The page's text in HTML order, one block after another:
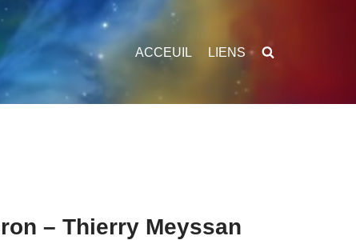
ACCEUIL LIENS
– Thierry Meyssan